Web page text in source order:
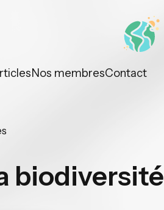
Nos membresContact
biodiversité